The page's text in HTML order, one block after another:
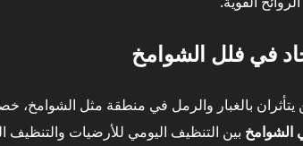
في فلل الشوامخ
يتأثران بالغبار والرمل في منطقة مثل
الشوامخ بين التنظيف اليومي للأرضيات والتنظيف